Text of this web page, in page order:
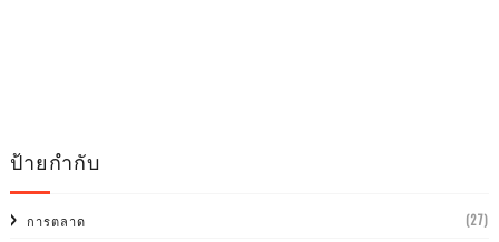
ป้ายกำกับ
การตลาด (27)